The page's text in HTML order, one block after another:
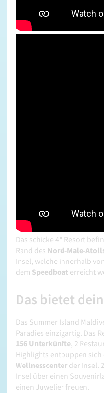
Das schicke 4* Resort
Rand des Nord-Male-
Insel, welche innerhalb
dem Speedboat erreicht
Das bietet
Das Summer Island
Paradies einzigartig. Das
156 Unterkünfte, 2
Highlights entpuppen sich
Wellnesscenter der Insel.
Insel über einen
einen Juwelier freuen.